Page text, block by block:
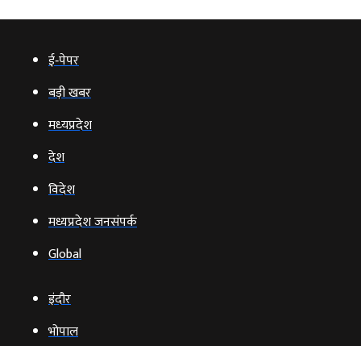
ई‑पेपर
बड़ी खबर
मध्‍यप्रदेश
देश
विदेश
मध्यप्रदेश जनसंपर्क
Global
इंदौर
भोपाल